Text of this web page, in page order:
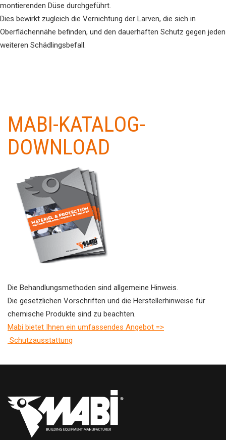
montierenden Düse durchgeführt.
Dies bewirkt zugleich die Vernichtung der Larven, die sich in
Oberflächennähe befinden, und den dauerhaften Schutz gegen jeden
weiteren Schädlingsbefall.
MABI-KATALOG-
DOWNLOAD
Die Behandlungsmethoden sind allgemeine Hinweis.
Die gesetzlichen Vorschriften und die Herstellerhinweise für
chemische Produkte sind zu beachten.
Mabi bietet Ihnen ein umfassendes Angebot =>
Schutzausstattung